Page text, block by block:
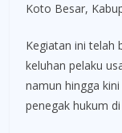
Koto Besar,
Kegiatan ini telah
keluhan pelaku
namun hingga
penegak hukum